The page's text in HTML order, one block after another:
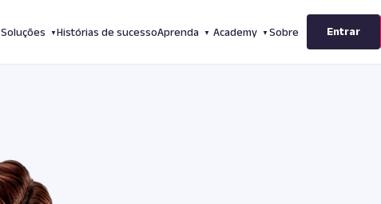
Soluções
Professional Services
Histórias de sucessoAprenda Academy Sobre Entrar